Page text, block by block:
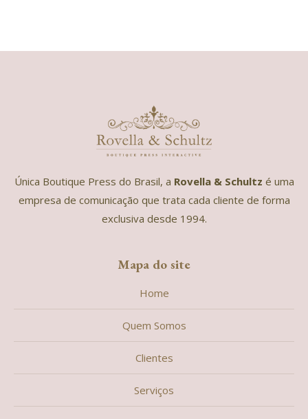
Única Boutique Press do Brasil, a Rovella & Schultz é uma
empresa de comunicação que trata cada cliente de forma
exclusiva desde 1994.
Mapa do site
Home
Quem Somos
Clientes
Serviços